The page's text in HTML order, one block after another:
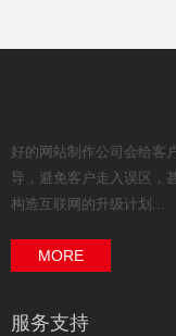
好的网站制作公司会给客
导，避免客户走入误区，
构造互联网的升级计划...
MORE
服务支持